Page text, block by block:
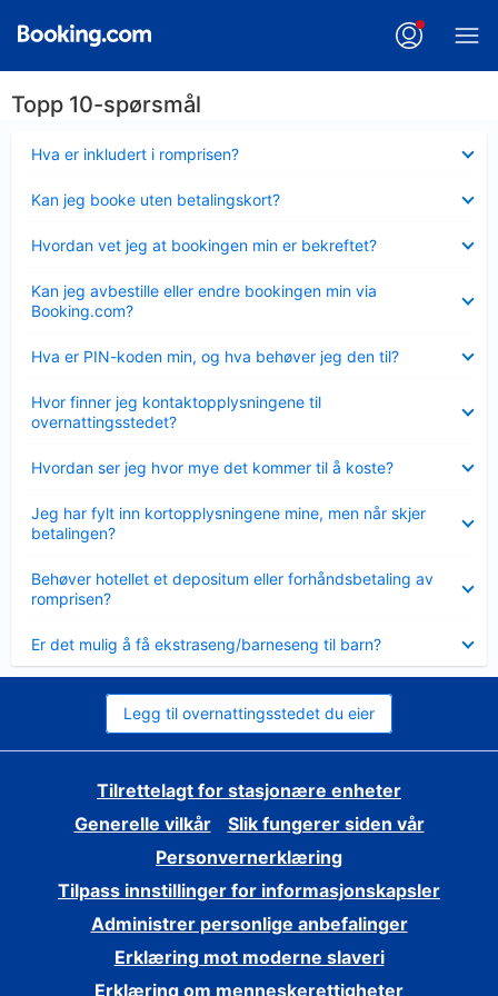
Topp 10-spørsmål
Hva er inkludert i romprisen?
mindre
Kan jeg booke uten betalingskort?
mindre
Hvordan vet jeg at bookingen min er bekreftet?
mindre
Kan jeg avbestille eller endre bookingen min via
Booking.com?
mindre
Hva er PIN-koden min, og hva behøver jeg den til?
mindre
Hvor finner jeg kontaktopplysningene til
overnattingsstedet?
mindre
Hvordan ser jeg hvor mye det kommer til å koste?
mindre
Jeg har fylt inn kortopplysningene mine, men når skjer
betalingen?
mindre
Behøver hotellet et depositum eller forhåndsbetaling av
romprisen?
mindre
Er det mulig å få ekstraseng/barneseng til barn?
mindre
Legg til overnattingsstedet du eier
Tilrettelagt for stasjonære enheter
Generelle vilkår
Slik fungerer siden vår
Personvernerklæring
Tilpass innstillinger for informasjonskapsler
Administrer personlige anbefalinger
Erklæring mot moderne slaveri
Erklæring om menneskerettigheter